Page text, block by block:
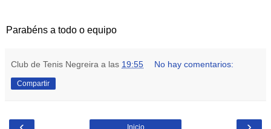
Parabéns a todo o equipo
Club de Tenis Negreira a las 19:55 No hay comentarios:
Compartir